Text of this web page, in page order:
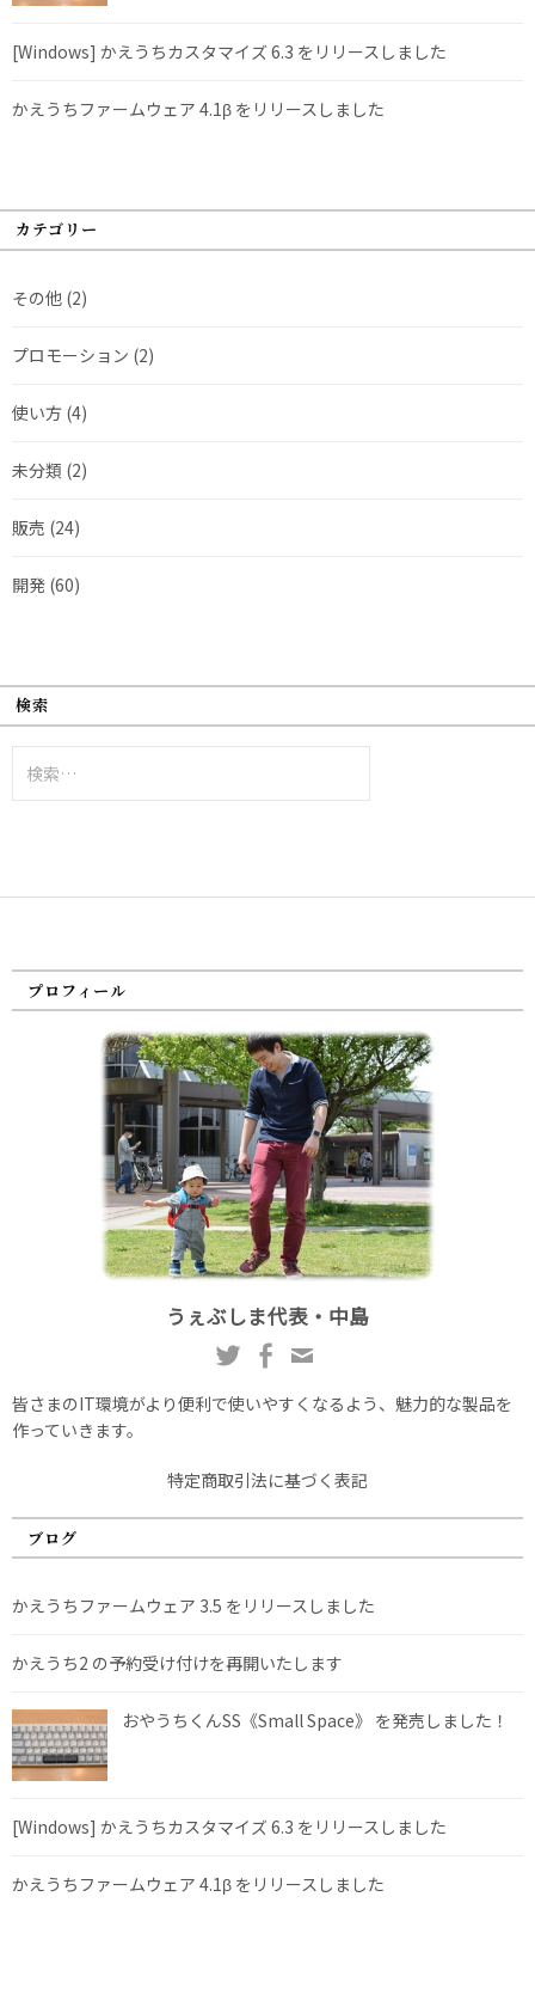
[Windows] かえうちカスタマイズ 6.3 をリリースしました
かえうちファームウェア 4.1β をリリースしました
カテゴリー
その他 (2)
プロモーション (2)
使い方 (4)
未分類 (2)
販売 (24)
開発 (60)
検索
索:
プロフィール
うぇぶしま代表・中島
皆さまのIT環境がより便利で使いやすくなるよう、魅力的な製品を
作っていきます。
特定商取引法に基づく表記
ブログ
かえうちファームウェア 3.5 をリリースしました
かえうち2 の予約受け付けを再開いたします
おやうちくんSS《Small Space》 を発売しました！
[Windows] かえうちカスタマイズ 6.3 をリリースしました
かえうちファームウェア 4.1β をリリースしました